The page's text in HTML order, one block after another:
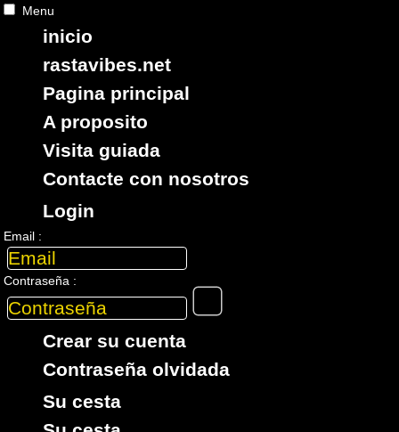
Menu
inicio
rastavibes.net
Pagina principal
A proposito
Visita guiada
Contacte con nosotros
Login
Email :
Contraseña :
Crear su cuenta
Contraseña olvidada
Su cesta
RASTAViBES.NET
ska, roots,
importaciones EU - US - UK -
Jamaica
> Busqueda global > CATALOGO > ARTiSTA
: HERO
12 articulos en esta categoria
7"
00576